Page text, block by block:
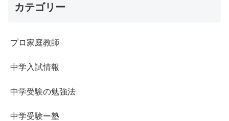
カテゴリー
プロ家庭教師
中学入試情報
中学受験の勉強法
中学受験ー塾